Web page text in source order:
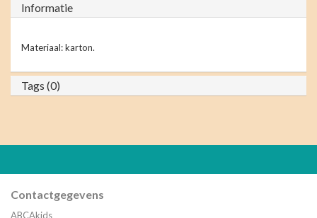
Informatie
Materiaal: karton.
Tags (0)
Contactgegevens
ABCAkids